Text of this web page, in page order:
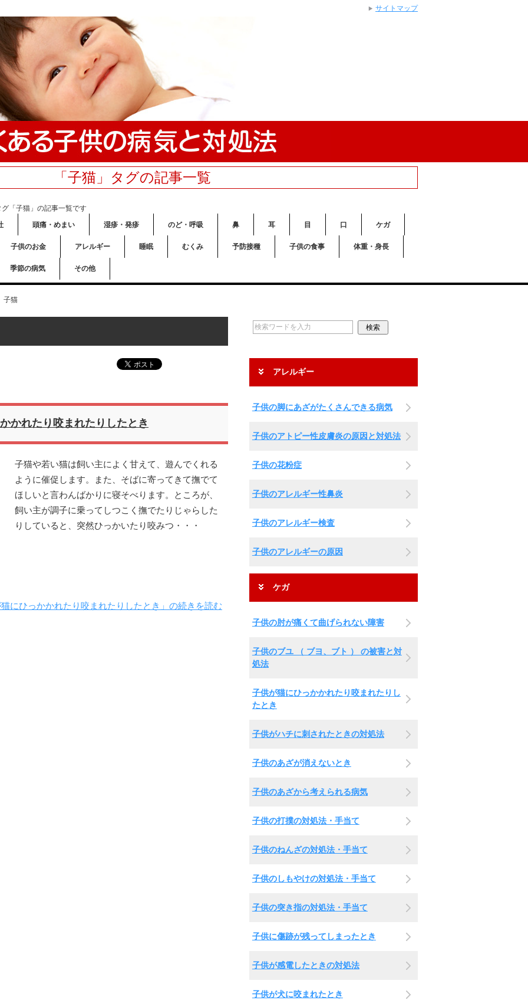
「子猫」タグの記事一覧
「子猫」の記事一覧です
頭痛・めまい 湿疹・発疹 のど・呼吸 鼻 耳 目 口 ケガ
子供のお金 アレルギー 睡眠 むくみ 予防接種 子供の食事 体重・身長
季節の病気 その他
子猫
かれたり咬まれたりしたとき
子猫や若い猫は飼い主によく甘えて、遊んでくれる
ように催促します。また、そばに寄ってきて撫でて
ほしいと言わんばかりに寝そべります。ところが、
飼い主が調子に乗ってしつこく撫でたりじゃらした
りしていると、突然ひっかいたり咬みつ・・・
にひっかかれたり咬まれたりしたとき」の続きを読む
アレルギー
子供の脚にあざがたくさんできる病気
子供のアトピー性皮膚炎の原因と対処法
子供の花粉症
子供のアレルギー性鼻炎
子供のアレルギー検査
子供のアレルギーの原因
ケガ
子供の肘が痛くて曲げられない障害
子供のブユ （ ブヨ、ブト ） の被害と対
処法
子供が猫にひっかかれたり咬まれたりし
たとき
子供がハチに刺されたときの対処法
子供のあざが消えないとき
子供のあざから考えられる病気
子供の打撲の対処法・手当て
子供のねんざの対処法・手当て
子供のしもやけの対処法・手当て
子供の突き指の対処法・手当て
子供に傷跡が残ってしまったとき
子供が感電したときの対処法
子供が犬に咬まれたとき
サイトマップ